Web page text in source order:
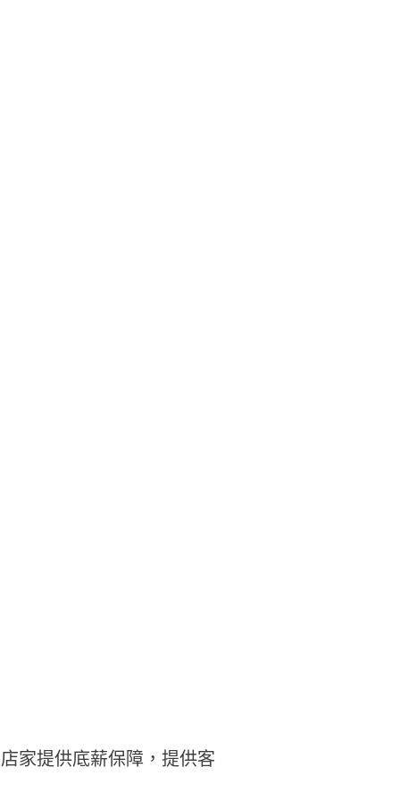
家提供底薪保障，提供客